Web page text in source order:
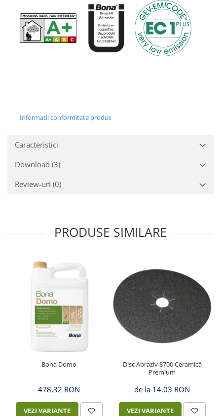
Informatii conformitate produs
Caracteristici
Download (3)
Review-uri (0)
PRODUSE SIMILARE
Bona Domo
478,32 RON
VEZI VARIANTE
Disc Abraziv 8700 Ceramică
Premium
de la 14,03 RON
VEZI VARIANTE